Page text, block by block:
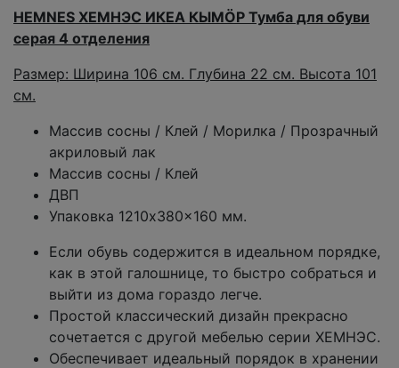
HEMNES ХЕМНЭС ИКЕА КЫМÖР Тумба для обуви
серая 4 отделения
Размер: Ширина 106 см. Глубина 22 см. Высота 101
см.
Массив сосны / Клей / Морилка / Прозрачный
акриловый лак
Массив сосны / Клей
ДВП
Упаковка 1210x380x160 мм.
Если обувь содержится в идеальном порядке,
как в этой галошнице, то быстро собраться и
выйти из дома гораздо легче.
Простой классический дизайн прекрасно
сочетается с другой мебелью серии ХЕМНЭС.
Обеспечивает идеальный порядок в хранении